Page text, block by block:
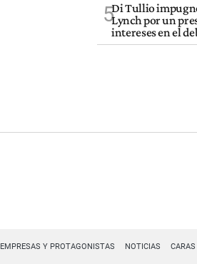
5Di Tullio
Lynch por un
intereses en el
EMPRESAS Y PROTAGONISTAS NOTICIAS CARAS